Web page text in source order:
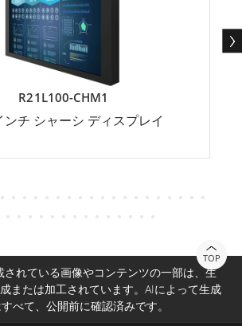
R21L100-CHM1
ンチ シャーシ ディスプレイ
TOP
されている画像やコンテンツの一部は、生
または加工されています。AIによって生成
べて、公開前に確認済みです。